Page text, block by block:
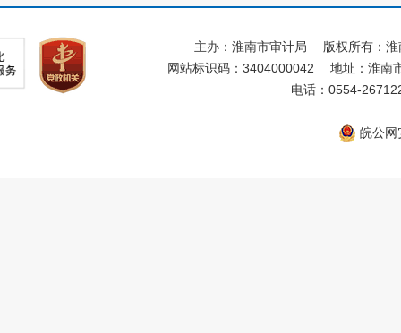
主办：淮南市审计局
版权所有：
网站标识码：3404000042
地址：淮南
电话：0554-
皖公网